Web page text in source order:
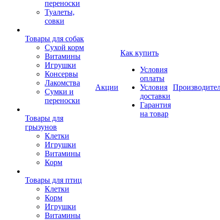
переноски
Туалеты,
совки
Товары для собак
Cухой корм
Витамины
Игрушки
Консервы
Лакомства
Сумки и
переноски
Товары для
грызунов
Клетки
Игрушки
Витамины
Корм
Товары для птиц
Клетки
Корм
Игрушки
Витамины
Акции
Как купить
Условия
оплаты
Условия
доставки
Гарантия
на товар